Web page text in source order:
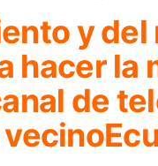
y del
hacer la
de